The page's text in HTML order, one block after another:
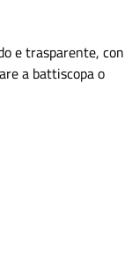
e trasparente, con
a battiscopa o